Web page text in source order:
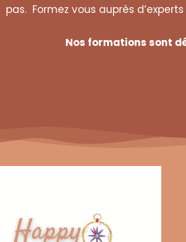
pas. Formez vous auprès
Nos formations sont